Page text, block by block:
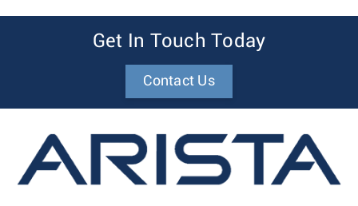
Get In Touch Today
Contact Us